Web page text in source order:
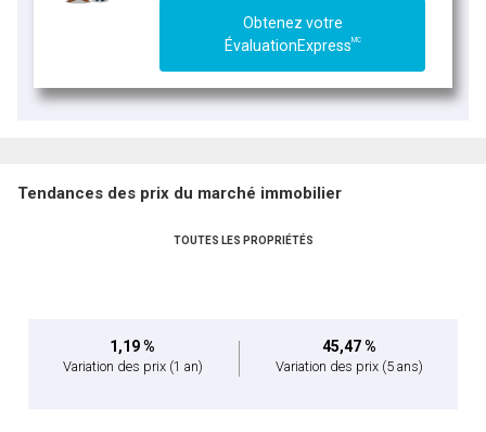
Obtenez votre
ÉvaluationExpressMC
Tendances des prix du marché immobilier
TOUTES LES PROPRIÉTÉS
1,19 %
Variation des prix (1 an)
45,47 %
Variation des prix (5 ans)